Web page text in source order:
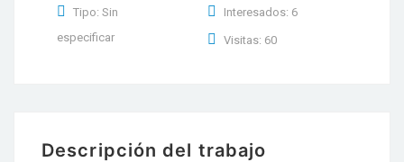
Tipo: Sin
especificar
Interesados: 6
Visitas: 60
Descripción del trabajo